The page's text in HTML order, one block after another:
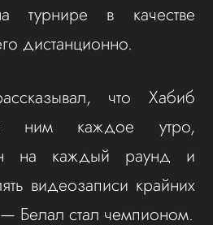
турнире в качестве
дистанционно.
что Хабиб
с ним каждое утро,
на каждый раунд и
видеозаписи крайних
Белал стал чемпионом.